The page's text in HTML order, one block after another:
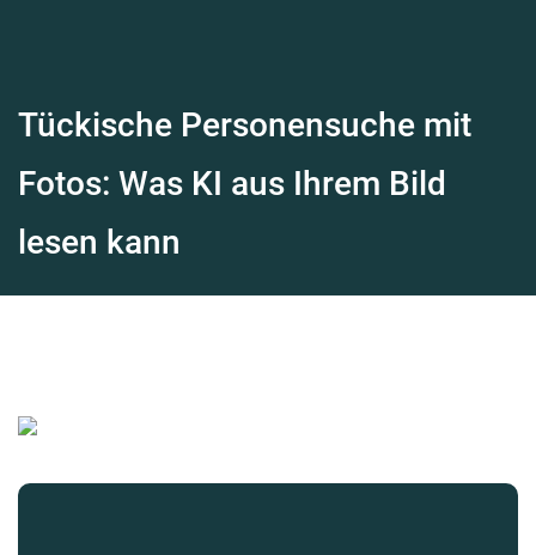
Tückische Personensuche mit
Fotos: Was KI aus Ihrem Bild
lesen kann